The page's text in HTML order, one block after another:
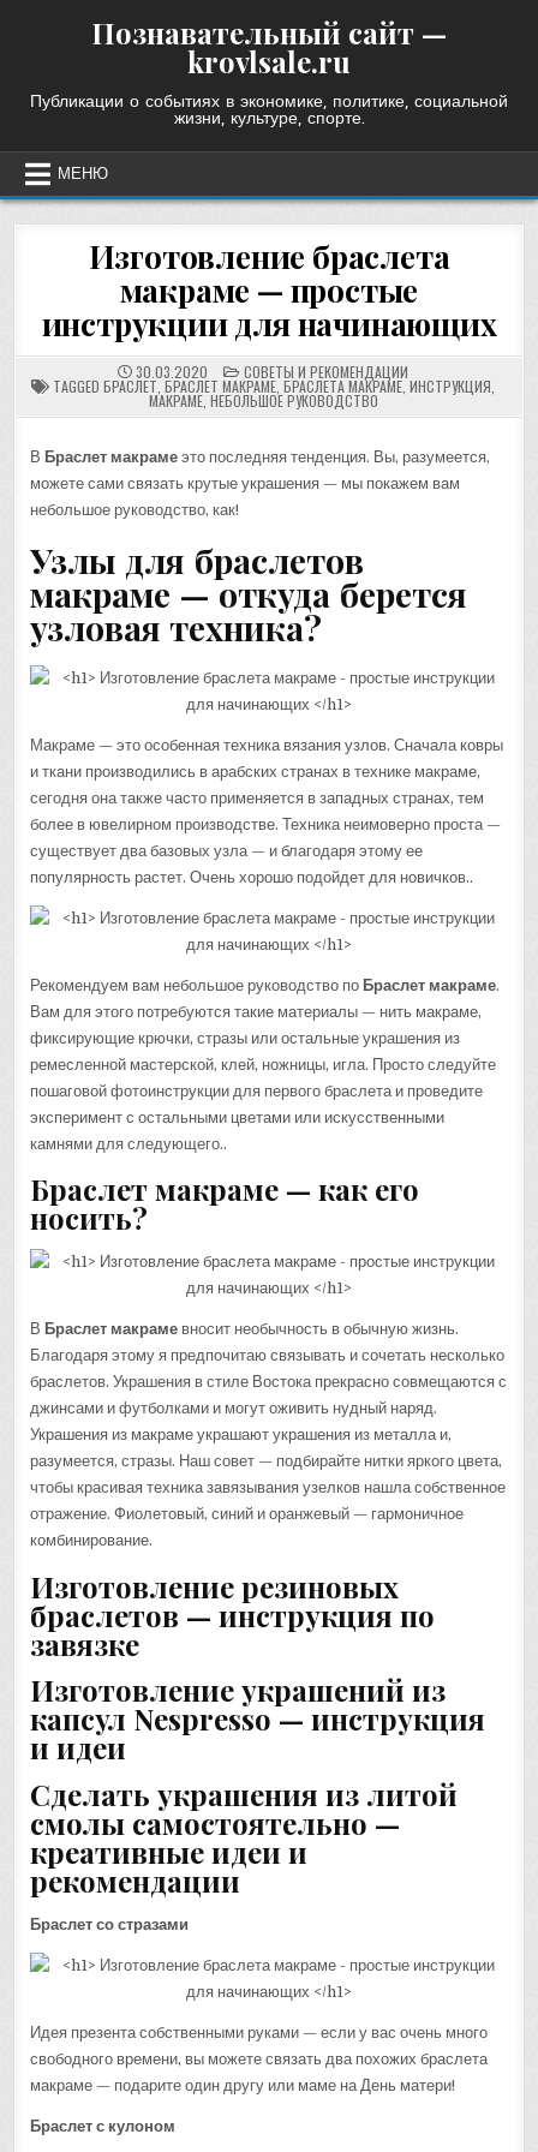
Познавательный сайт —
krovlsale.ru
Публикации о событиях в экономике, политике, социальной
жизни, культуре, спорте.
МЕНЮ
Изготовление браслета
макраме — простые
инструкции для начинающих
30.03.2020 POSTED
IN
СОВЕТЫ И РЕКОМЕНДАЦИИ
TAGGED БРАСЛЕТ БРАСЛЕТ МАКРАМЕ БРАСЛЕТА МАКРАМЕ ИНСТРУКЦИЯ
МАКРАМЕ, НЕБОЛЬШОЕ РУКОВОДСТВО
В Браслет макраме это последняя тенденция. Вы, разумеется,
можете сами связать крутые украшения — мы покажем вам
небольшое руководство, как!
Узлы для браслетов
макраме — откуда берется
узловая техника?
Макраме — это особенная техника вязания узлов. Сначала ковры
и ткани производились в арабских странах в технике макраме,
сегодня она также часто применяется в западных странах, тем
более в ювелирном производстве. Техника неимоверно проста —
существует два базовых узла — и благодаря этому ее
популярность растет. Очень хорошо подойдет для новичков..
Рекомендуем вам небольшое руководство по Браслет макраме.
Вам для этого потребуются такие материалы — нить макраме,
фиксирующие крючки, стразы или остальные украшения из
ремесленной мастерской, клей, ножницы, игла. Просто следуйте
пошаговой фотоинструкции для первого браслета и проведите
эксперимент с остальными цветами или искусственными
камнями для следующего..
Браслет макраме — как его
носить?
В Браслет макраме вносит необычность в обычную жизнь.
Благодаря этому я предпочитаю связывать и сочетать несколько
браслетов. Украшения в стиле Востока прекрасно совмещаются с
джинсами и футболками и могут оживить нудный наряд.
Украшения из макраме украшают украшения из металла и,
разумеется, стразы. Наш совет — подбирайте нитки яркого цвета,
чтобы красивая техника завязывания узелков нашла собственное
отражение. Фиолетовый, синий и оранжевый — гармоничное
комбинирование.
Изготовление резиновых
браслетов — инструкция по
завязке
Изготовление украшений из
капсул Nespresso — инструкция
и идеи
Сделать украшения из литой
смолы самостоятельно —
креативные идеи и
рекомендации
Браслет со стразами
Идея презента собственными руками — если у вас очень много
свободного времени, вы можете связать два похожих браслета
макраме — подарите один другу или маме на День матери!
Браслет с кулоном